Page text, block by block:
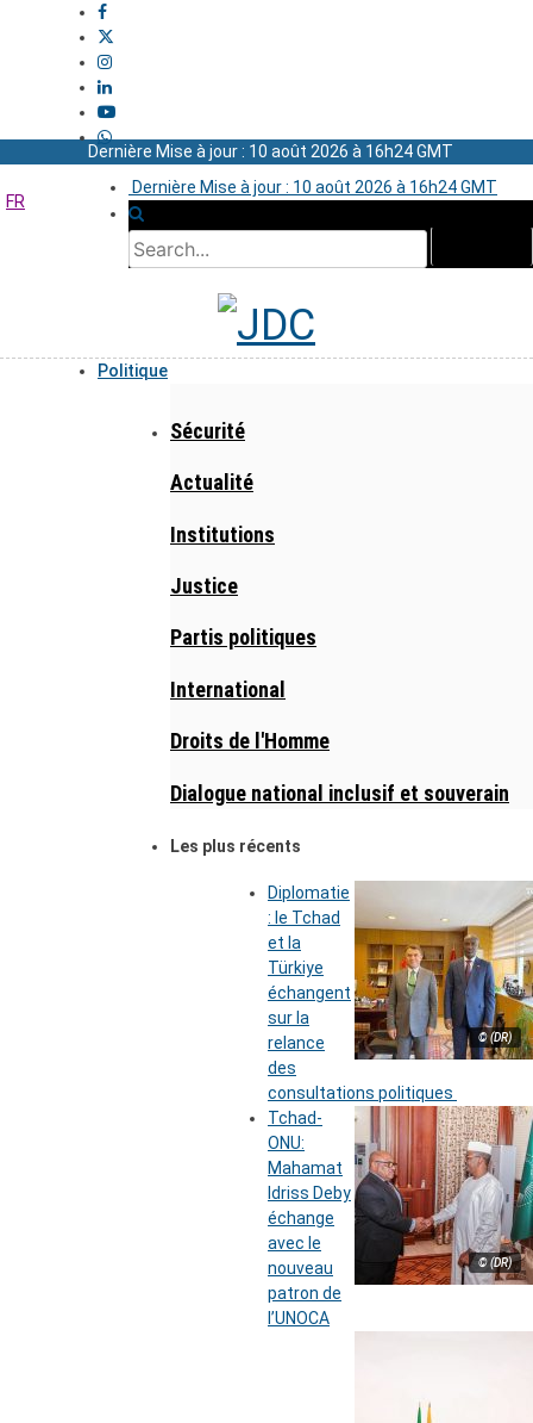
Dernière Mise à jour : 10 août 2026 à 16h24 GMT
Dernière Mise à jour : 10 août 2026 à 16h24 GMT
FR
Politique
Sécurité
Actualité
Institutions
Justice
Partis politiques
International
Droits de l'Homme
Dialogue national inclusif et souverain
Les plus récents
© (DR)
Diplomatie
: le Tchad
et la
Türkiye
échangent
sur la
relance
des
consultations politiques
© (DR)
Tchad-
ONU:
Mahamat
Idriss Deby
échange
avec le
nouveau
patron de
l’UNOCA